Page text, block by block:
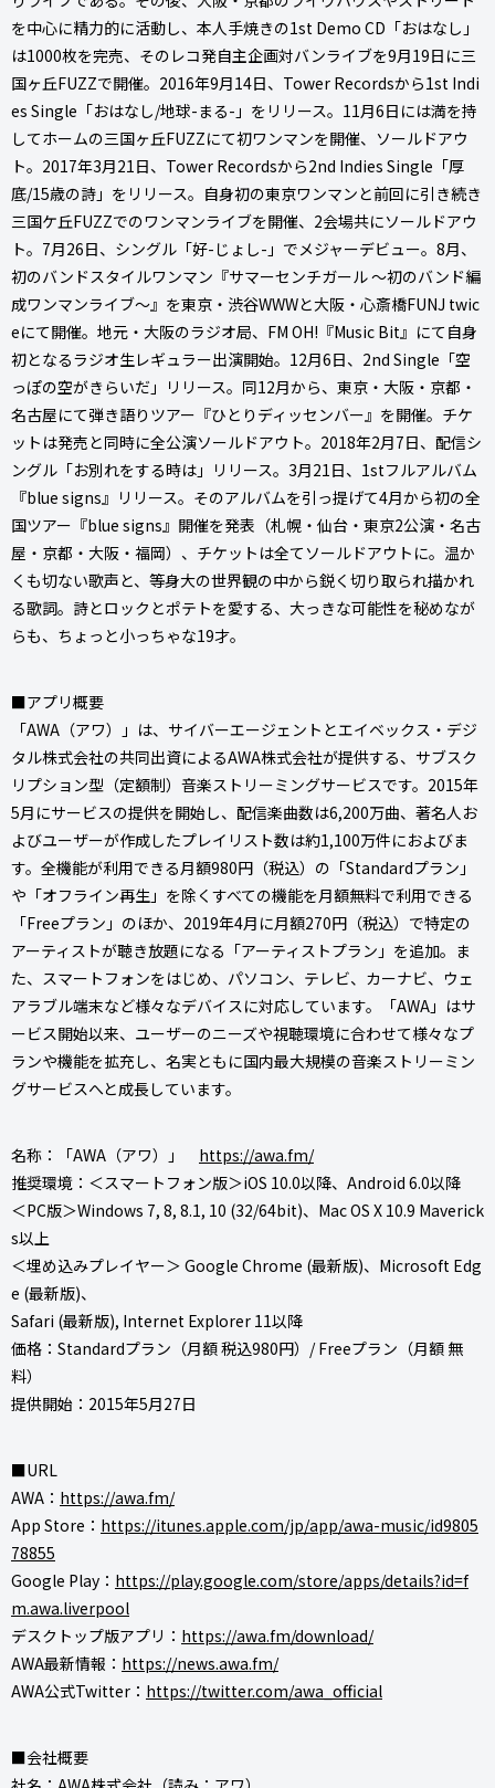
を中心に精力的に活動し、本人手焼きの1st Demo CD「おはなし」
は1000枚を完売、そのレコ発自主企画対バンライブを9月19日に三
国ヶ丘FUZZで開催。2016年9月14日、Tower Recordsから1st Indi
es Single「おはなし/地球-まる-」をリリース。11月6日には満を持
してホームの三国ヶ丘FUZZにて初ワンマンを開催、ソールドアウ
ト。2017年3月21日、Tower Recordsから2nd Indies Single「厚
底/15歳の詩」をリリース。自身初の東京ワンマンと前回に引き続き
三国ケ丘FUZZでのワンマンライブを開催、2会場共にソールドアウ
ト。7月26日、シングル「好-じょし-」でメジャーデビュー。8月、
初のバンドスタイルワンマン『サマーセンチガール ～初のバンド編
成ワンマンライブ～』を東京・渋谷WWWと大阪・心斎橋FUNJ twic
eにて開催。地元・大阪のラジオ局、FM OH!『Music Bit』にて自身
初となるラジオ生レギュラー出演開始。12月6日、2nd Single「空
っぽの空がきらいだ」リリース。同12月から、東京・大阪・京都・
名古屋にて弾き語りツアー『ひとりディッセンバー』を開催。チケ
ットは発売と同時に全公演ソールドアウト。2018年2月7日、配信シ
ングル「お別れをする時は」リリース。3月21日、1stフルアルバム
『blue signs』リリース。そのアルバムを引っ提げて4月から初の全
国ツアー『blue signs』開催を発表（札幌・仙台・東京2公演・名古
屋・京都・大阪・福岡）、チケットは全てソールドアウトに。温か
くも切ない歌声と、等身大の世界観の中から鋭く切り取られ描かれ
る歌詞。詩とロックとポテトを愛する、大っきな可能性を秘めなが
らも、ちょっと小っちゃな19才。
■アプリ概要
「AWA（アワ）」は、サイバーエージェントとエイベックス・デジ
タル株式会社の共同出資によるAWA株式会社が提供する、サブスク
リプション型（定額制）音楽ストリーミングサービスです。2015年
5月にサービスの提供を開始し、配信楽曲数は6,200万曲、著名人お
よびユーザーが作成したプレイリスト数は約1,100万件におよびま
す。全機能が利用できる月額980円（税込）の「Standardプラン」
や「オフライン再生」を除くすべての機能を月額無料で利用できる
「Freeプラン」のほか、2019年4月に月額270円（税込）で特定の
アーティストが聴き放題になる「アーティストプラン」を追加。ま
た、スマートフォンをはじめ、パソコン、テレビ、カーナビ、ウェ
アラブル端末など様々なデバイスに対応しています。「AWA」はサ
ービス開始以来、ユーザーのニーズや視聴環境に合わせて様々なプ
ランや機能を拡充し、名実ともに国内最大規模の音楽ストリーミン
グサービスへと成長しています。
名称：「AWA（アワ）」 https://awa.fm/
推奨環境：＜スマートフォン版＞iOS 10.0以降、Android 6.0以降
＜PC版＞Windows 7, 8, 8.1, 10 (32/64bit)、Mac OS X 10.9 Maverick
s以上
＜埋め込みプレイヤー＞ Google Chrome (最新版)、Microsoft Edg
e (最新版)、
Safari (最新版), Internet Explorer 11以降
価格：Standardプラン（月額 税込980円）/ Freeプラン（月額 無
料）
提供開始：2015年5月27日
■URL
AWA： https://awa.fm/
App Store： https://itunes.apple.com/jp/app/awa-music/id9805
78855
Google Play： https://play.google.com/store/apps/details?id=f
m.awa.liverpool
デスクトップ版アプリ： https://awa.fm/download/
AWA最新情報： https://news.awa.fm/
AWA公式Twitter： https://twitter.com/awa_official
■会社概要